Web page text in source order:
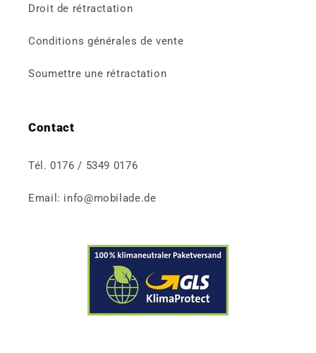
Droit de rétractation
Conditions générales de vente
Soumettre une rétractation
Contact
Tél. 0176 / 5349 0176
Email: info@mobilade.de